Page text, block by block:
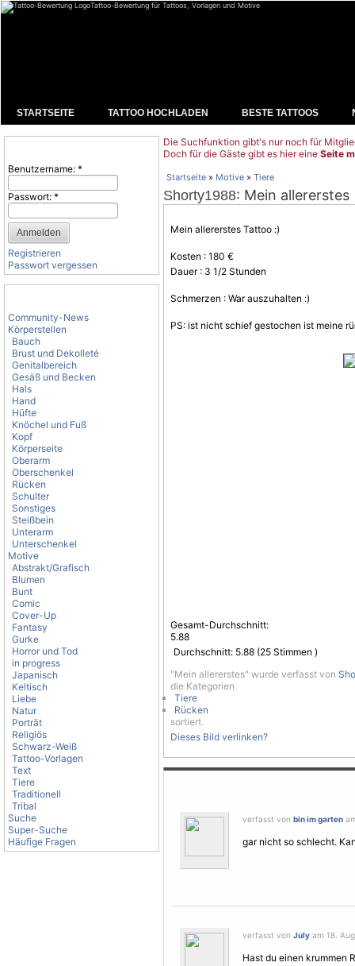
Tattoo-Bewertung für Tattoos, Vorlagen und Motive
STARTSEITE TATTOO HOCHLADEN BESTE TATTOOS
Benutzername: *
Passwort: *
Registrieren
Passwort vergessen
Community-News
Körperstellen
Bauch
Brust und Dekolleté
Genitalbereich
Gesäß und Becken
Hals
Hand
Hüfte
Knöchel und Fuß
Kopf
Körperseite
Oberarm
Oberschenkel
Rücken
Schulter
Sonstiges
Steißbein
Unterarm
Unterschenkel
Motive
Abstrakt/Grafisch
Blumen
Bunt
Comic
Cover-Up
Fantasy
Gurke
Horror und Tod
in progress
Japanisch
Keltisch
Liebe
Natur
Porträt
Religiös
Schwarz-Weiß
Tattoo-Vorlagen
Text
Tiere
Traditionell
Tribal
Suche
Super-Suche
Häufige Fragen
Die Suchfunktion gibt's nur noch für
Doch für die Gäste gibt es hier eine Seite
Startseite » Motive » Tiere
Shorty1988: Mein allererstes
Mein allererstes Tattoo :)
Kosten : 180 €
Dauer : 3 1/2 Stunden
Schmerzen : War auszuhalten :)
PS: ist nicht schief gestochen ist meine
Gesamt-Durchschnitt:
5.88
Durchschnitt: 5.88 (25 Stimmen )
"Mein allererstes" wurde verfasst von
die Kategorien
Tiere
Rücken
sortiert.
Dieses Bild verlinken?
verfasst von bin im garten
gar nicht so schlecht.
verfasst von July am 18.
Hast du einen krummen